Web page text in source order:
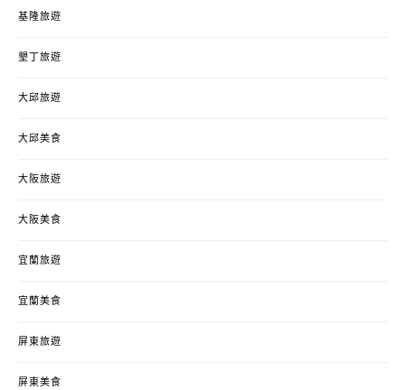
基隆旅遊
墾丁旅遊
大邱旅遊
大邱美食
大阪旅遊
大阪美食
宜蘭旅遊
宜蘭美食
屏東旅遊
屏東美食